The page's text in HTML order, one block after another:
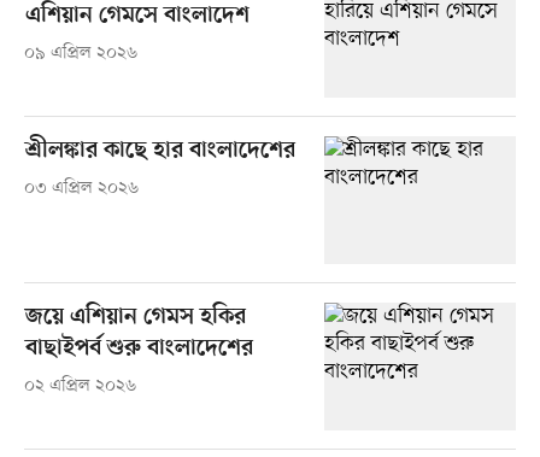
এশিয়ান গেমসে বাংলাদেশ
০৯ এপ্রিল ২০২৬
শ্রীলঙ্কার কাছে হার বাংলাদেশের
০৩ এপ্রিল ২০২৬
জয়ে এশিয়ান গেমস হকির
বাছাইপর্ব শুরু বাংলাদেশের
০২ এপ্রিল ২০২৬